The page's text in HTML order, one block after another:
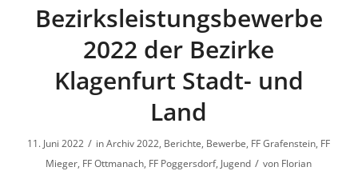
Bezirksleistungsbewerbe
2022 der Bezirke
Klagenfurt Stadt- und
Land
11. Juni 2022 / inArchiv 2022, Berichte, Bewerbe, FF Grafenstein, FF
Mieger, FF Ottmanach, FF Poggersdorf, Jugend / von Florian